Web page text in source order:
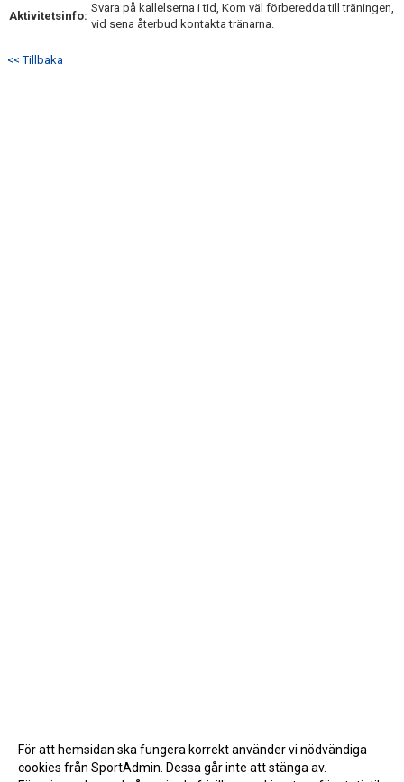
Aktivitetsinfo:
Svara på kallelserna i tid, Kom väl förberedda till träningen,
vid sena återbud kontakta tränarna.
<< Tillbaka
För att hemsidan ska fungera korrekt använder vi nödvändiga
cookies från SportAdmin. Dessa går inte att stänga av.